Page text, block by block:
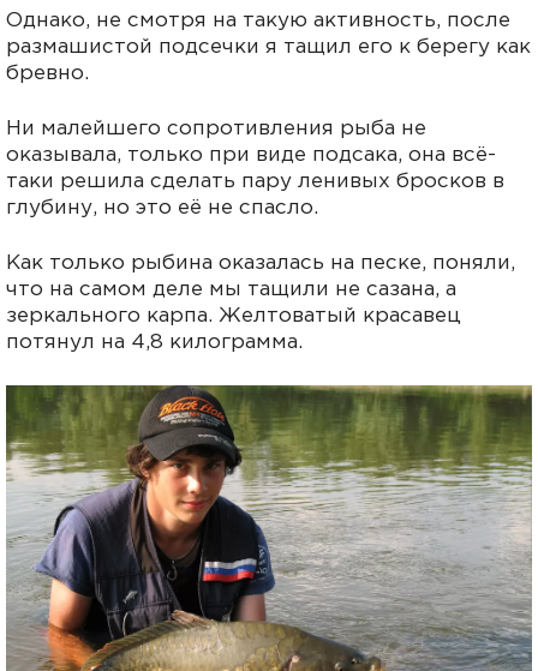
Однако, не смотря на такую активность, после
размашистой подсечки я тащил его к берегу как
бревно.
Ни малейшего сопротивления рыба не
оказывала, только при виде подсака, она всё-
таки решила сделать пару ленивых бросков в
глубину, но это её не спасло.
Как только рыбина оказалась на песке, поняли,
что на самом деле мы тащили не сазана, а
зеркального карпа. Желтоватый красавец
потянул на 4,8 килограмма.